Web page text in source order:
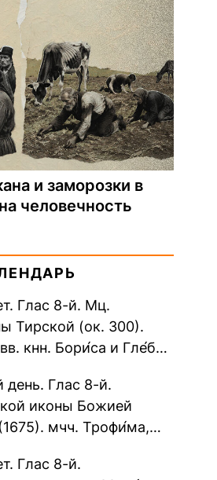
и заморозки в
человечность
Глас 8-й. Мц.
Тирской (ок. 300).
кнн. Бори́са и Гле́ба,
Прп....
день. Глас 8-й.
иконы Божией
мчч. Трофи́ма,
(284–305). прав.
Глас 8-й.